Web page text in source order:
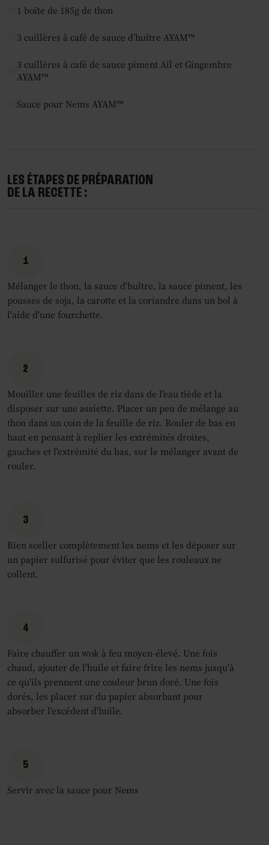
1 boîte de 185g de thon
3 cuillères à café de sauce d'huître AYAM™
3 cuillères à café de sauce piment Ail et Gingembre
AYAM™
Sauce pour Nems AYAM™
LES ÉTAPES DE PRÉPARATION
DE LA RECETTE :
1
Mélanger le thon, la sauce d'huître, la sauce piment, les
pousses de soja, la carotte et la coriandre dans un bol à
l'aide d'une fourchette.
2
Mouiller une feuilles de riz dans de l'eau tiède et la
disposer sur une assiette. Placer un peu de mélange au
thon dans un coin de la feuille de riz. Rouler de bas en
haut en pensant à replier les extrémités droites,
gauches et l'extrémité du bas, sur le mélanger avant de
rouler.
3
Bien sceller complètement les nems et les déposer sur
un papier sulfurisé pour éviter que les rouleaux ne
collent.
4
Faire chauffer un wok à feu moyen-élevé. Une fois
chaud, ajouter de l'huile et faire frire les nems jusqu'à
ce qu'ils prennent une couleur brun doré. Une fois
dorés, les placer sur du papier absorbant pour
absorber l'excédent d'huile.
5
Servir avec la sauce pour Nems